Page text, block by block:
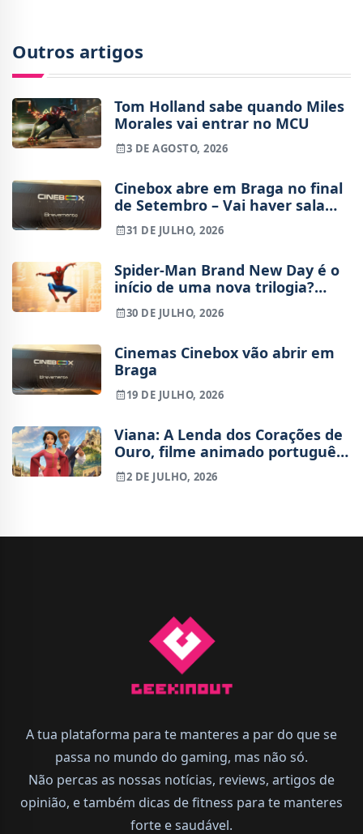
Outros artigos
Tom Holland sabe quando Miles
Morales vai entrar no MCU
3 DE AGOSTO, 2026
Cinebox abre em Braga no final
de Setembro – Vai haver sala
IMAX?
31 DE JULHO, 2026
Spider-Man Brand New Day é o
início de uma nova trilogia?
Tudo o que sabemos sobre o
futuro do Peter Parker de Tom
30 DE JULHO, 2026
Cinemas Cinebox vão abrir em
Braga
19 DE JULHO, 2026
Viana: A Lenda dos Corações de
Ouro, filme animado português,
já tem trailer
2 DE JULHO, 2026
A tua plataforma para te manteres a par do que se
passa no mundo do gaming, mas não só.
Não percas as nossas notícias, reviews, artigos de
opinião, e também dicas de fitness para te manteres
forte e saudável.